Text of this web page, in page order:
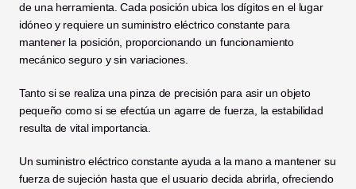
de una herramienta. Cada posición ubica los dígitos en el lugar
idóneo y requiere un suministro eléctrico constante para
mantener la posición, proporcionando un funcionamiento
mecánico seguro y sin variaciones.
Tanto si se realiza una pinza de precisión para asir un objeto
pequeño como si se efectúa un agarre de fuerza, la estabilidad
resulta de vital importancia.
Un suministro eléctrico constante ayuda a la mano a mantener su
fuerza de sujeción hasta que el usuario decida abrirla, ofreciendo